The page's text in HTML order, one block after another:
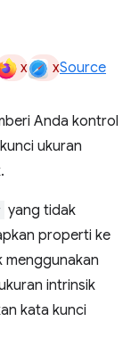
x xSource
Anda kontrol
ukuran
yang tidak
properti ke
menggunakan
intrinsik
kata kunci